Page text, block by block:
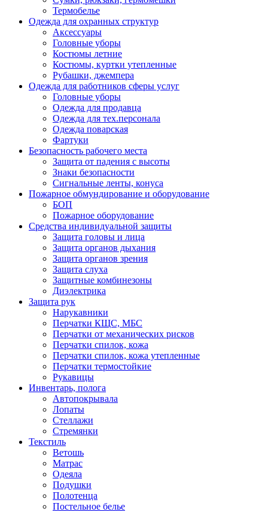
Термобелье
Одежда для охранных структур
Аксессуары
Головные уборы
Костюмы летние
Костюмы, куртки утепленные
Рубашки, джемпера
Одежда для работников сферы услуг
Головные уборы
Одежда для продавца
Одежда для тех.персонала
Одежда поварская
Фартуки
Безопасность рабочего места
Защита от падения с высоты
Знаки безопасности
Сигнальные ленты, конуса
Пожарное обмундирование и оборудование
БОП
Пожарное оборудование
Средства индивидуальной защиты
Защита головы и лица
Защита органов дыхания
Защита органов зрения
Защита слуха
Защитные комбинезоны
Диэлектрика
Защита рук
Нарукавники
Перчатки КЩС, МБС
Перчатки от механических рисков
Перчатки спилок, кожа
Перчатки спилок, кожа утепленные
Перчатки термостойкие
Рукавицы
Инвентарь, полога
Автопокрывала
Лопаты
Стеллажи
Стремянки
Текстиль
Ветошь
Матрас
Одеяла
Подушки
Полотенца
Постельное белье